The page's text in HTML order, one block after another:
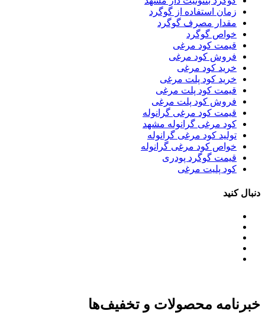
زمان استفاده از گوگرد
مقدار مصرف گوگرد
خواص گوگرد
قیمت کود مرغی
فروش کود مرغی
خرید کود مرغی
خرید کود پلت مرغی
قیمت کود پلت مرغی
فروش کود پلت مرغی
قیمت کود مرغی گرانوله
کود مرغی گرانوله مشهد
تولید کود مرغی گرانوله
خواص کود مرغی گرانوله
قیمت گوگرد پودری
کود پلیت مرغی
دنبال کنید
خبرنامه محصولات و تخفیف‌ها